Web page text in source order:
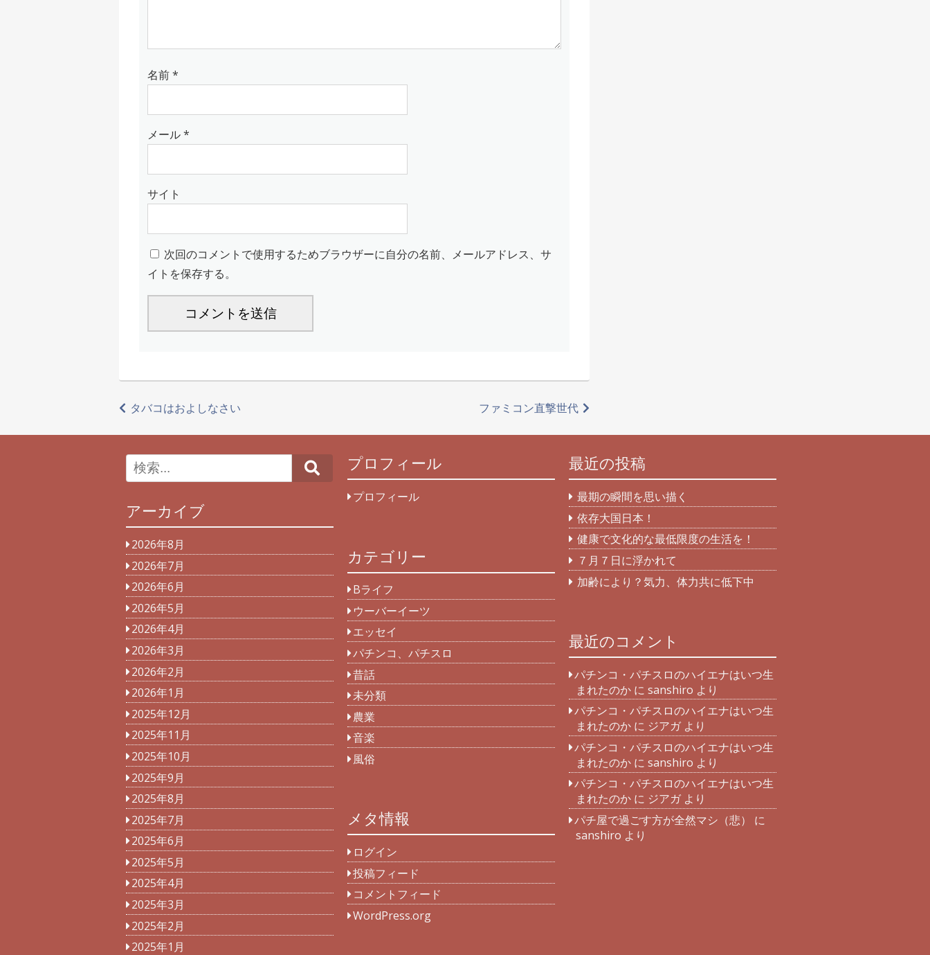
名前*
メール*
サイト
次回のコメントで使用するためブラウザーに自分の名前、メールアドレス、サ
イトを保存する。
投
稿
ナ
ゲ
ー
シ
ョ
ン
ファミコン直撃世代
タバコはおよしなさい
Searchプロフィール
プロフィール
最近の投稿
最期の瞬間を思い描く
依存大国日本！
健康で文化的な最低限度の生活を！
７月７日に浮かれて
加齢により？気力、体力共に低下中
アーカイブ
2026年8月
2026年7月
2026年6月
2026年5月
2026年4月
2026年3月
2026年2月
2026年1月
2025年12月
2025年11月
2025年10月
2025年9月
2025年8月
2025年7月
2025年6月
2025年5月
2025年4月
2025年3月
2025年2月
2025年1月
カテゴリー
Bライフ
ウーバーイーツ
エッセイ
パチンコ、パチスロ
昔話
未分類
農業
音楽
風俗
最近のコメント
パチンコ・パチスロのハイエナはいつ生
まれたのかに sanshiro より
パチンコ・パチスロのハイエナはいつ生
まれたのかに ジアガより
パチンコ・パチスロのハイエナはいつ生
まれたのかに sanshiro より
パチンコ・パチスロのハイエナはいつ生
まれたのかに ジアガより
パチ屋で過ごす方が全然マシ（悲）
に
sanshiro より
メタ情報
ログイン
投稿フィード
コメントフィード
WordPress.org